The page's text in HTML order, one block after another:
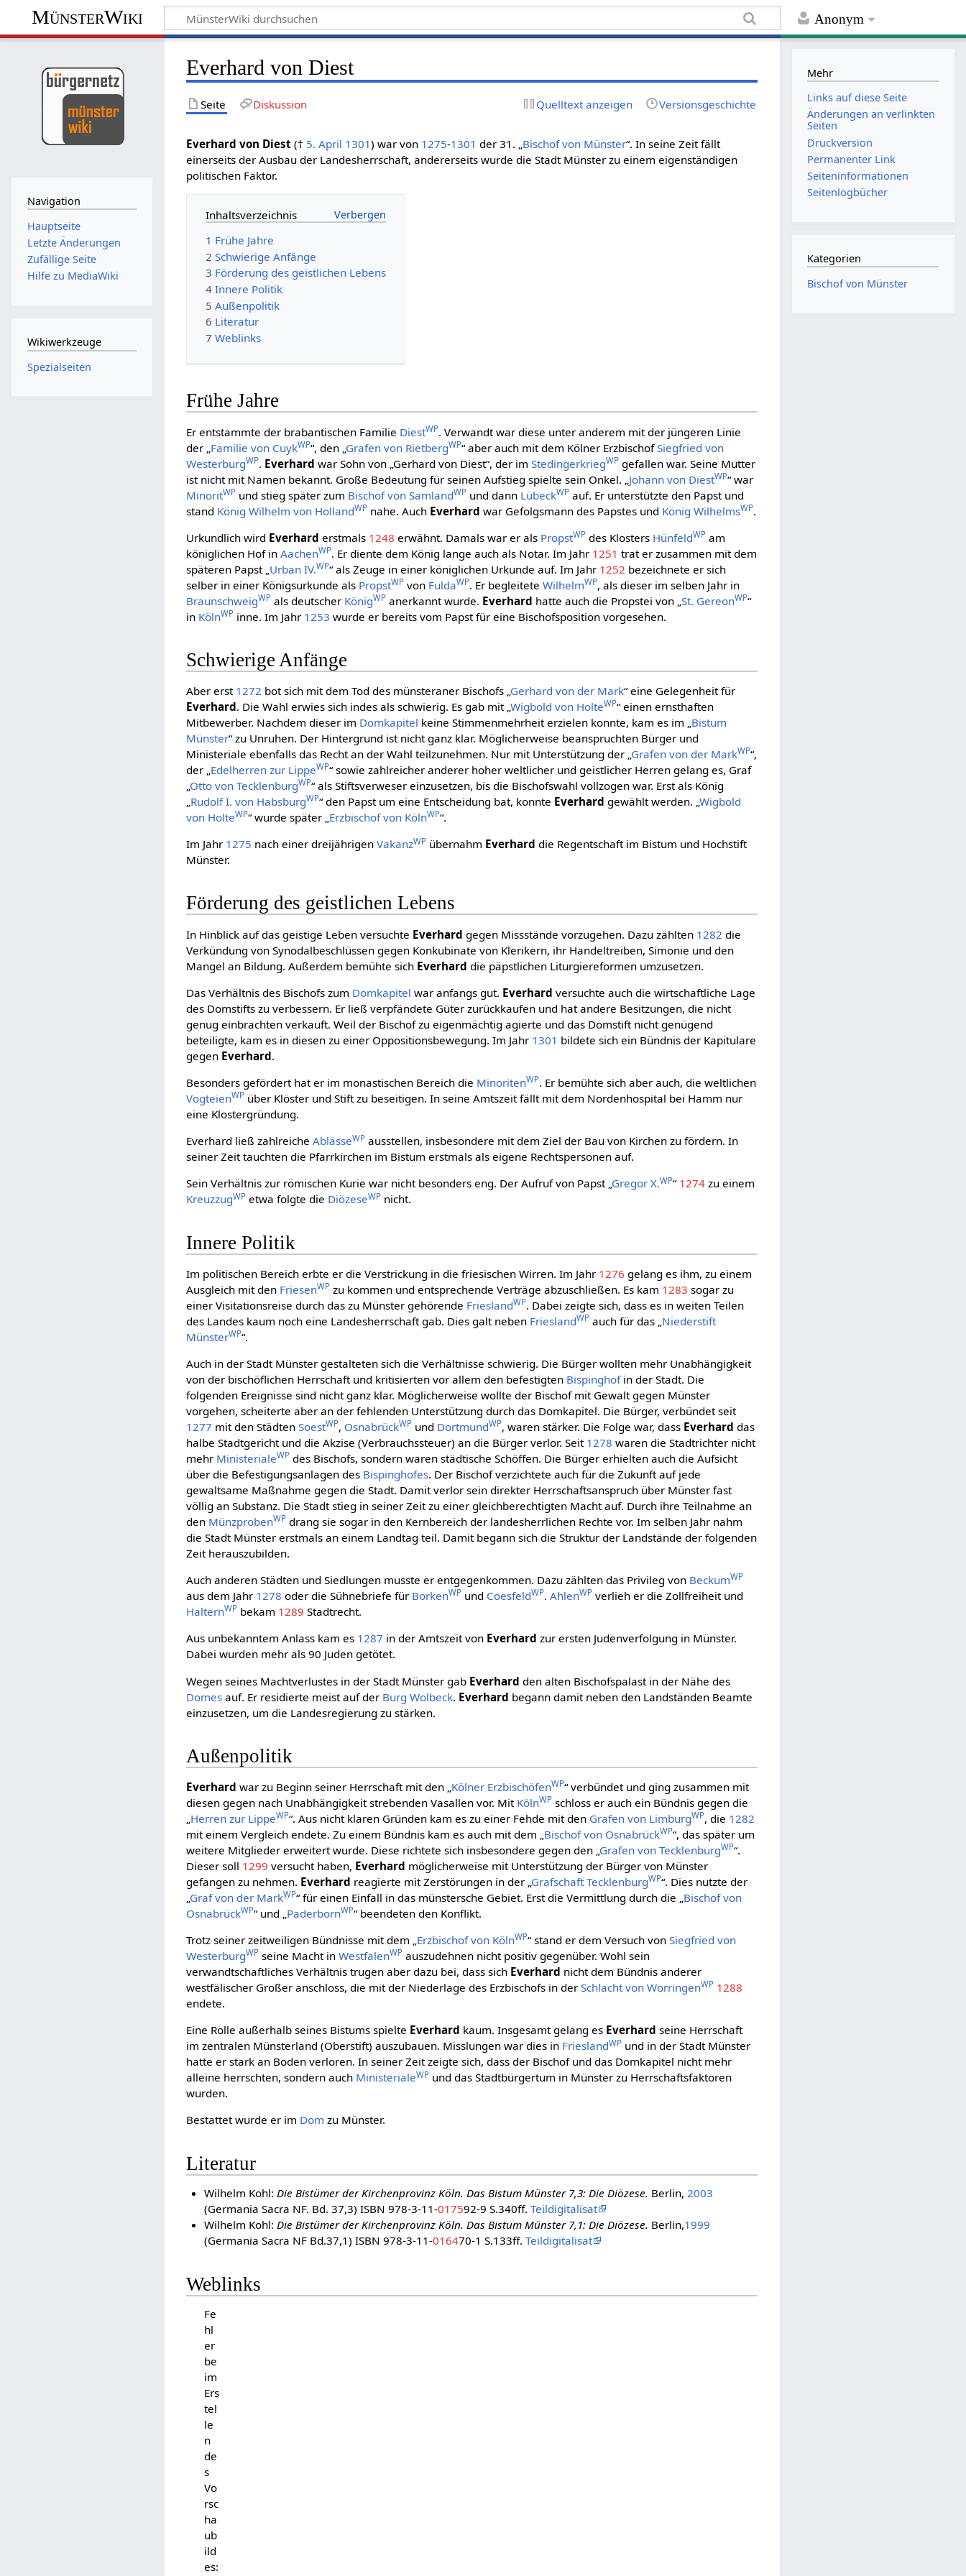
Anonym
MünsterWiki
Everhard von Diest
Seite Diskussion Quelltext anzeigen Versionsgeschichte
Everhard von Diest († 5. April 1301) war von 1275-1301 der 31. „ Bischof von Münster“. In seine Zeit fällt
einerseits der Ausbau der Landesherrschaft, andererseits wurde die Stadt Münster zu einem eigenständigen
politischen Faktor.
Inhaltsverzeichnis
1 Frühe Jahre
2 Schwierige Anfänge
3 Förderung des geistlichen Lebens
4 Innere Politik
5 Außenpolitik
6 Literatur
7 Weblinks
Frühe Jahre
Er entstammte der brabantischen Familie DiestWP. Verwandt war diese unter anderem mit der jüngeren Linie
der „ Familie von CuykWP“, den „ Grafen von RietbergWP“ aber auch mit dem Kölner ErzbischofSiegfried von
WesterburgWP. Everhard war Sohn von „Gerhard von Diest“, der imStedingerkriegWP gefallen war. Seine Mutter
ist nicht mit Namen bekannt. Große Bedeutung für seinen Aufstieg spielte sein Onkel. „ Johann von DiestWP“ war
MinoritWP und stieg später zum Bischof von SamlandWP und dann LübeckWP auf. Er unterstützte den Papst und
stand König Wilhelm von HollandWP nahe. Auch Everhard war Gefolgsmann des Papstes und König WilhelmsWP.
Urkundlich wird Everhard erstmals 1248 erwähnt. Damals war er als PropstWP des Klosters HünfeldWP am
königlichen Hof inAachenWP. Er diente dem König lange auch als Notar. Im Jahr 1251 trat er zusammen mit dem
späteren Papst „ Urban IV.WP“ als Zeuge in einer königlichen Urkunde auf. Im Jahr 1252 bezeichnete er sich
selber in einer Königsurkunde als PropstWP von FuldaWP. Er begleiteteWilhelmWP, als dieser im selben Jahr in
BraunschweigWP als deutscher KönigWP anerkannt wurde. Everhard hatte auch die Propstei von „St. GereonWP“
in KölnWP inne. Im Jahr 1253 wurde er bereits vom Papst für eine Bischofsposition vorgesehen.
Schwierige Anfänge
Aber erst 1272 bot sich mit dem Tod des münsteraner Bischofs „Gerhard von der Mark“ eine Gelegenheit für
Everhard. Die Wahl erwies sich indes als schwierig. Es gab mit „Wigbold von HolteWP“ einen ernsthaften
Mitbewerber. Nachdem dieser im Domkapitel keine Stimmenmehrheit erzielen konnte, kam es im „Bistum
Münster“ zu Unruhen. Der Hintergrund ist nicht ganz klar. Möglicherweise beanspruchten Bürger und
Ministeriale ebenfalls das Recht an der Wahl teilzunehmen. Nur mit Unterstützung der „Grafen von der MarkWP“,
der „Edelherren zur LippeWP“ sowie zahlreicher anderer hoher weltlicher und geistlicher Herren gelang es, Graf
„Otto von TecklenburgWP“ als Stiftsverweser einzusetzen, bis die Bischofswahl vollzogen war. Erst als König
„Rudolf I. von HabsburgWP“ den Papst um eine Entscheidung bat, konnte Everhard gewählt werden. „Wigbold
von HolteWP“ wurde später „Erzbischof von KölnWP“.
Im Jahr 1275 nach einer dreijährigenVakanzWP übernahm Everhard die Regentschaft im Bistum und Hochstift
Münster.
Förderung des geistlichen Lebens
In Hinblick auf das geistige Leben versuchte Everhard gegen Missstände vorzugehen. Dazu zählten 1282 die
Verkündung von Synodalbeschlüssen gegen Konkubinate von Klerikern, ihr Handeltreiben, Simonie und den
Mangel an Bildung. Außerdem bemühte sich Everhard die päpstlichen Liturgiereformen umzusetzen.
Das Verhältnis des Bischofs zum Domkapitel war anfangs gut. Everhard versuchte auch die wirtschaftliche Lage
des Domstifts zu verbessern. Er ließ verpfändete Güter zurückkaufen und hat andere Besitzungen, die nicht
genug einbrachten verkauft. Weil der Bischof zu eigenmächtig agierte und das Domstift nicht genügend
beteiligte, kam es in diesen zu einer Oppositionsbewegung. Im Jahr 1301 bildete sich ein Bündnis der Kapitulare
gegen Everhard.
Besonders gefördert hat er im monastischen Bereich die MinoritenWP. Er bemühte sich aber auch, die weltlichen
VogteienWP über Klöster und Stift zu beseitigen. In seine Amtszeit fällt mit dem Nordenhospital bei Hamm nur
eine Klostergründung.
Everhard ließ zahlreicheAblässeWP ausstellen, insbesondere mit dem Ziel der Bau von Kirchen zu fördern. In
seiner Zeit tauchten die Pfarrkirchen im Bistum erstmals als eigene Rechtspersonen auf.
Sein Verhältnis zur römischen Kurie war nicht besonders eng. Der Aufruf von Papst „Gregor X.WP“ 1274 zu einem
KreuzzugWP etwa folgte die DiözeseWP nicht.
Innere Politik
Im politischen Bereich erbte er die Verstrickung in die friesischen Wirren. Im Jahr 1276 gelang es ihm, zu einem
Ausgleich mit den FriesenWP zu kommen und entsprechende Verträge abzuschließen. Es kam 1283 sogar zu
einer Visitationsreise durch das zu Münster gehörende FrieslandWP. Dabei zeigte sich, dass es in weiten Teilen
des Landes kaum noch eine Landesherrschaft gab. Dies galt neben FrieslandWP auch für das „ Niederstift
MünsterWP“.
Auch in der Stadt Münster gestalteten sich die Verhältnisse schwierig. Die Bürger wollten mehr Unabhängigkeit
von der bischöflichen Herrschaft und kritisierten vor allem den befestigten Bispinghofin der Stadt. Die
folgenden Ereignisse sind nicht ganz klar. Möglicherweise wollte der Bischof mit Gewalt gegen Münster
vorgehen, scheiterte aber an der fehlenden Unterstützung durch das Domkapitel. Die Bürger, verbündet seit
1277 mit den StädtenSoestWP, OsnabrückWP und DortmundWP, waren stärker. Die Folge war, dass Everhard das
halbe Stadtgericht und die Akzise (Verbrauchssteuer) an die Bürger verlor. Seit 1278 waren die Stadtrichter nicht
mehr MinisterialeWP des Bischofs, sondern waren städtische Schöffen. Die Bürger erhielten auch die Aufsicht
über die Befestigungsanlagen des Bispinghofes. Der Bischof verzichtete auch für die Zukunft auf jede
gewaltsame Maßnahme gegen die Stadt. Damit verlor sein direkter Herrschaftsanspruch über Münster fast
völlig an Substanz. Die Stadt stieg in seiner Zeit zu einer gleichberechtigten Macht auf. Durch ihre Teilnahme an
den MünzprobenWP drang sie sogar in den Kernbereich der landesherrlichen Rechte vor. Im selben Jahr nahm
die Stadt Münster erstmals an einem Landtag teil. Damit begann sich die Struktur der Landstände der folgenden
Zeit herauszubilden.
Auch anderen Städten und Siedlungen musste er entgegenkommen. Dazu zählten das Privileg von BeckumWP
aus dem Jahr 1278 oder die Sühnebriefe für BorkenWP und CoesfeldWP.AhlenWP verlieh er die Zollfreiheit und
HalternWP bekam 1289 Stadtrecht.
Aus unbekanntem Anlass kam es 1287 in der Amtszeit von Everhard zur ersten Judenverfolgung in Münster.
Dabei wurden mehr als 90 Juden getötet.
Wegen seines Machtverlustes in der Stadt Münster gab Everhard den alten Bischofspalast in der Nähe des
Domes auf. Er residierte meist auf der Burg Wolbeck. Everhard begann damit neben den Landständen Beamte
einzusetzen, um die Landesregierung zu stärken.
Außenpolitik
Everhard war zu Beginn seiner Herrschaft mit den „ Kölner ErzbischöfenWP“ verbündet und ging zusammen mit
diesen gegen nach Unabhängigkeit strebenden Vasallen vor. Mit KölnWP schloss er auch ein Bündnis gegen die
Herren zur LippeWP“. Aus nicht klaren Gründen kam es zu einer Fehde mit den Grafen von LimburgWP, die 1282
mit einem Vergleich endete. Zu einem Bündnis kam es auch mit dem „ Bischof von OsnabrückWP“, das später um
weitere Mitglieder erweitert wurde. Diese richtete sich insbesondere gegen den „ Grafen von TecklenburgWP“.
Dieser soll 1299 versucht haben, Everhard möglicherweise mit Unterstützung der Bürger von Münster
gefangen zu nehmen. Everhard reagierte mit Zerstörungen in der „ Grafschaft TecklenburgWP“. Dies nutzte der
Graf von der MarkWP“ für einen Einfall in das münstersche Gebiet. Erst die Vermittlung durch die „ Bischof von
OsnabrückWP“ und „ PaderbornWP“ beendeten den Konflikt.
Trotz seiner zeitweiligen Bündnisse mit dem „Erzbischof von KölnWP“ stand er dem Versuch vonSiegfried von
WesterburgWP seine Macht inWestfalenWP auszudehnen nicht positiv gegenüber. Wohl sein
verwandtschaftliches Verhältnis trugen aber dazu bei, dass sich Everhard nicht dem Bündnis anderer
westfälischer Großer anschloss, die mit der Niederlage des Erzbischofs in derSchlacht von WorringenWP 1288
endete.
Eine Rolle außerhalb seines Bistums spielte Everhard kaum. Insgesamt gelang es Everhard seine Herrschaft
im zentralen Münsterland (Oberstift) auszubauen. Misslungen war dies in FrieslandWP und in der Stadt Münster
hatte er stark an Boden verloren. In seiner Zeit zeigte sich, dass der Bischof und das Domkapitel nicht mehr
alleine herrschten, sondern auch MinisterialeWP und das Stadtbürgertum in Münster zu Herrschaftsfaktoren
wurden.
Bestattet wurde er im Dom zu Münster.
Literatur
Wilhelm Kohl: Die Bistümer der Kirchenprovinz Köln. Das Bistum Münster 7,3: Die Diözese. Berlin, 2003
(Germania Sacra NF. Bd. 37,3) ISBN 978-3-11-017592-9 S.340ff. Teildigitalisat
Wilhelm Kohl: Die Bistümer der Kirchenprovinz Köln. Das Bistum Münster 7,1: Die Diözese. Berlin,1999
(Germania Sacra NF Bd.37,1) ISBN 978-3-11-016470-1 S.133ff. Teildigitalisat
Weblinks
Fe
hl
er
be
im
Ers
tel
le
n
de
s
Vo
rsc
ha
ub
ild
es:
Navigation
Hauptseite
Letzte Änderungen
Zufällige Seite
Hilfe zu MediaWiki
Wikiwerkzeuge
Spezialseiten
Mehr
Links auf diese Seite
Änderungen an verlinkten
Seiten
Druckversion
Permanenter Link
Seiten­informationen
Seitenlogbücher
Kategorien
Bischof von Münster